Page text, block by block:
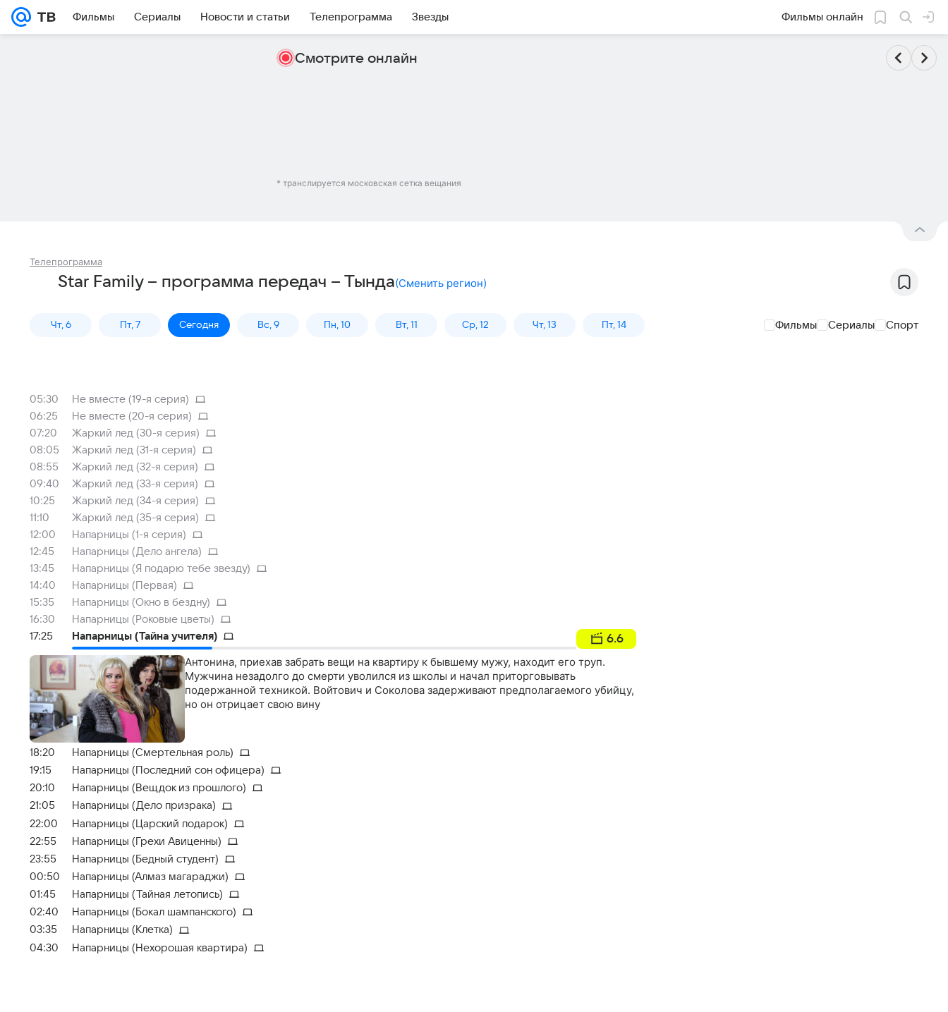
Фильмы Сериалы Новости и статьи Телепрограмма Звезды Фильмы онлайн
Смотрите онлайн
* транслируется московская сетка вещания
Телепрограмма
Star Family – программа передач – Тында(Сменить регион)
Чт, 6 Пт, 7 Сегодня Вс, 9 Пн, 10 Вт, 11 Ср, 12 Чт, 13 Пт, 14 Фильмы Сериалы Спорт
05:30
Не вместе (19-я серия)
06:25
Не вместе (20-я серия)
07:20
Жаркий лед (30-я серия)
08:05
Жаркий лед (31-я серия)
08:55
Жаркий лед (32-я серия)
09:40
Жаркий лед (33-я серия)
10:25
Жаркий лед (34-я серия)
11:10
Жаркий лед (35-я серия)
12:00
Напарницы (1-я серия)
12:45
Напарницы (Дело ангела)
13:45
Напарницы (Я подарю тебе звезду)
14:40
Напарницы (Первая)
15:35
Напарницы (Окно в бездну)
16:30
Напарницы (Роковые цветы)
17:25
Напарницы (Тайна учителя) 6.6
Антонина, приехав забрать вещи на квартиру к бывшему мужу, находит его труп.
Мужчина незадолго до смерти уволился из школы и начал приторговывать
подержанной техникой. Войтович и Соколова задерживают предполагаемого убийцу,
но он отрицает свою вину
18:20
Напарницы (Смертельная роль)
19:15
Напарницы (Последний сон офицера)
20:10
Напарницы (Вещдок из прошлого)
21:05
Напарницы (Дело призрака)
22:00
Напарницы (Царский подарок)
22:55
Напарницы (Грехи Авиценны)
23:55
Напарницы (Бедный студент)
00:50
Напарницы (Алмаз магараджи)
01:45
Напарницы (Тайная летопись)
02:40
Напарницы (Бокал шампанского)
03:35
Напарницы (Клетка)
04:30
Напарницы (Нехорошая квартира)